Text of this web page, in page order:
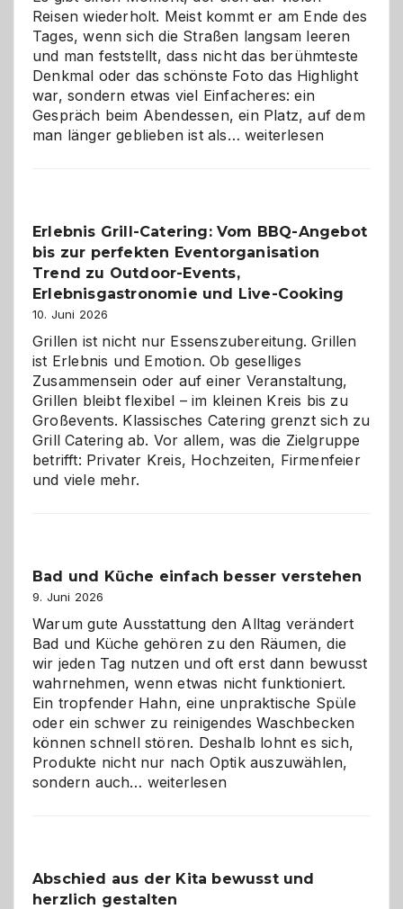
Reisen wiederholt. Meist kommt er am Ende des
Tages, wenn sich die Straßen langsam leeren
und man feststellt, dass nicht das berühmteste
Denkmal oder das schönste Foto das Highlight
war, sondern etwas viel Einfacheres: ein
Gespräch beim Abendessen, ein Platz, auf dem
man länger geblieben ist als… Als
Gelegenheit,
neue
zu
weiterlesen
Erlebnis Grill-Catering: Vom BBQ-Angebot
bis zur perfekten Eventorganisation
Trend zu Outdoor-Events,
Erlebnisgastronomie und Live-Cooking
10. Juni 2026
Grillen ist nicht nur Essenszubereitung. Grillen
ist Erlebnis und Emotion. Ob geselliges
Zusammensein oder auf einer Veranstaltung,
Grillen bleibt flexibel – im kleinen Kreis bis zu
Großevents. Klassisches Catering grenzt sich zu
Grill Catering ab. Vor allem, was die Zielgruppe
betrifft: Privater Kreis, Hochzeiten, Firmenfeier
und viele mehr.
Bad und Küche einfach besser verstehen
9. Juni 2026
Warum gute Ausstattung den Alltag verändert
Bad und Küche gehören zu den Räumen, die
wir jeden Tag nutzen und oft erst dann bewusst
wahrnehmen, wenn etwas nicht funktioniert.
Ein tropfender Hahn, eine unpraktische Spüle
oder ein schwer zu reinigendes Waschbecken
können schnell stören. Deshalb lohnt es sich,
Produkte nicht nur nach Optik auszuwählen,
sondern auch… Bad
verstehen
weiterlesen
Abschied aus der Kita bewusst und
herzlich gestalten